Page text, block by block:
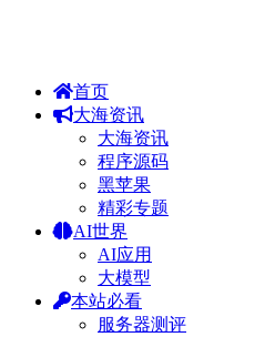
首页
大海资讯
大海资讯
程序源码
黑苹果
精彩专题
AI世界
AI应用
大模型
本站必看
服务器测评